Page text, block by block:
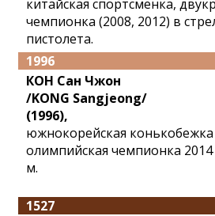
китайская спортсменка,
чемпионка (2008, 2012) в
пистолета.
1996
КОН Сан Чжон
/KONG Sangjeong/
(1996),
южнокорейская
олимпийская чемпионка 2014
м.
1527